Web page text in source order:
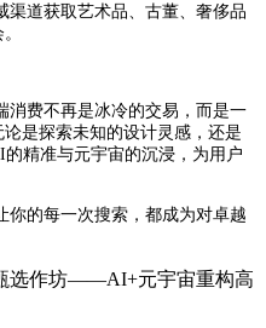
渠道获取艺术品、古董、奢侈品
消费不再是冰冷的交易，而是一
是探索未知的设计灵感，还是
精准与元宇宙的沉浸，为用户
你的每一次搜索，都成为对卓越
选作坊——AI+元宇宙重构高